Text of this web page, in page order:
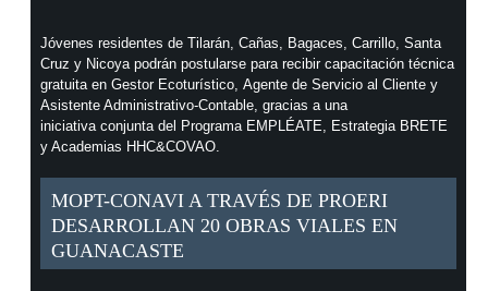
Jóvenes residentes de Tilarán, Cañas, Bagaces, Carrillo, Santa
Cruz y Nicoya podrán postularse para recibir capacitación técnica
gratuita en Gestor Ecoturístico, Agente de Servicio al Cliente y
Asistente Administrativo-Contable, gracias a una
iniciativa conjunta del Programa EMPLÉATE, Estrategia BRETE
y Academias HHC&COVAO.
MOPT-CONAVI A TRAVÉS DE PROERI
DESARROLLAN 20 OBRAS VIALES EN
GUANACASTE